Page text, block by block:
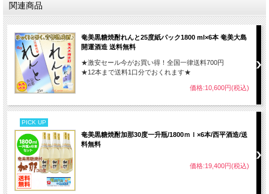
関連商品
奄美黒糖焼酎れんと25度紙パック1800 ml×6本 奄美大島
開運酒造 送料無料
★激安セール今がお買い得！全国一律送料700円
★12本まで送料1口分でおくれます★
価格:10,600円(税込)
PICK UP
奄美黒糖焼酎加那30度一升瓶/1800ｍｌ×6本/西平酒造/送
料無料
価格:19,400円(税込)